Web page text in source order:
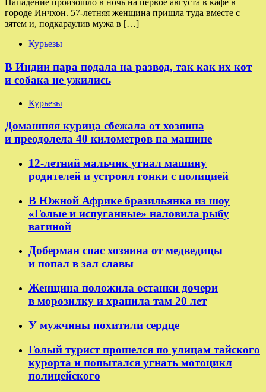
Нападение произошло в ночь на первое августа в кафе в
городе Инчхон. 57-летняя женщина пришла туда вместе с
зятем и, подкараулив мужа в […]
Курьезы
В Индии пара подала на развод, так как их кот
и собака не ужились
Курьезы
Домашняя курица сбежала от хозяина
и преодолела 40 километров на машине
12-летний мальчик угнал машину
родителей и устроил гонки с полицией
В Южной Африке бразильянка из шоу
«Голые и испуганные» наловила рыбу
вагиной
Доберман спас хозяина от медведицы
и попал в зал славы
Женщина положила останки дочери
в морозилку и хранила там 20 лет
У мужчины похитили сердце
Голый турист прошелся по улицам тайского
курорта и попытался угнать мотоцикл
полицейского